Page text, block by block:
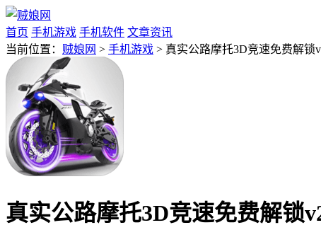
首页 手机游戏 手机软件 文章资讯
当前位置： 贼娘网 > 手机游戏 > 真实公路摩托3D竞速免费解锁
真实公路摩托3D竞速免费解锁